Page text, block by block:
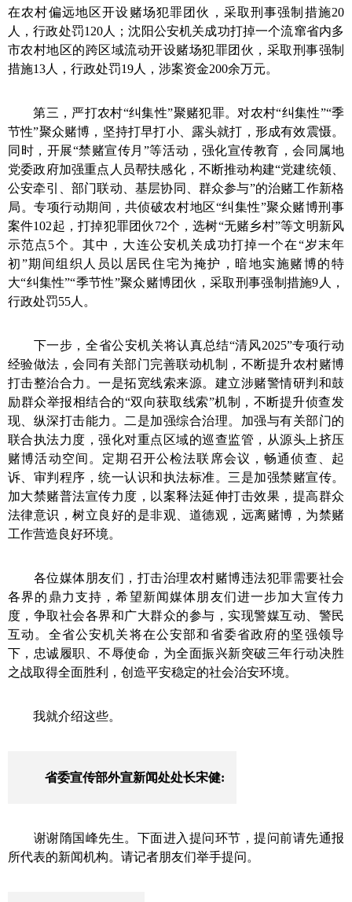
在农村偏远地区开设赌场犯罪团伙，采取刑事强制措施20
人，行政处罚120人；沈阳公安机关成功打掉一个流窜省内多
市农村地区的跨区域流动开设赌场犯罪团伙，采取刑事强制
措施13人，行政处罚19人，涉案资金200余万元。
第三，严打农村“纠集性”聚赌犯罪。 对农村“纠集性”“季
节性”聚众赌博，坚持打早打小、露头就打，形成有效震慑。
同时，开展“禁赌宣传月”等活动，强化宣传教育，会同属地
党委政府加强重点人员帮扶感化，不断推动构建“党建统领、
公安牵引、部门联动、基层协同、群众参与”的治赌工作新格
局。专项行动期间，共侦破农村地区“纠集性”聚众赌博刑事
案件102起，打掉犯罪团伙72个，选树“无赌乡村”等文明新风
示范点5个。其中 ，大连公安机关 成功打掉一个在“岁末年
初”期间组织人员以居民住宅为掩护，暗地实施赌博的特
大“纠集性”“季节性”聚众赌博团伙，采取刑事强制措施9人，
行政处罚55人。
下一步，全省公安机关将认真总结“清风2025”专项行动
经验做法，会同有关部门完善联动机制，不断提升农村赌博
打击整治合力。一是拓宽线索来源。 建立涉赌警情研判和鼓
励群众举报相结合的“双向获取线索”机制，不断提升侦查发
现、纵深打击能力。 二是加强综合治理。 加强与有关部门的
联合执法力度，强化对重点区域的巡查监管，从源头上挤压
赌博活动空间。定期召开公检法联席会议，畅通侦查、起
诉、审判程序，统一认识和执法标准。 三是加强禁赌宣传。
加大禁赌普法宣传力度，以案释法延伸打击效果，提高群众
法律意识，树立良好的是非观、道德观，远离赌博，为禁赌
工作营造良好环境。
各位媒体朋友们，打击治理农村赌博违法犯罪需要社会
各界的鼎力支持，希望新闻媒体朋友们进一步加大宣传力
度，争取社会各界和广大群众的参与，实现警媒互动、警民
互动。全省公安机关将在公安部和省委省政府的坚强领导
下，忠诚履职、不辱使命，为全面振兴新突破三年行动决胜
之战取得全面胜利，创造平安稳定的社会治安环境。
我就介绍这些。
省委宣传部外宣新闻处处长宋健:
谢谢隋国峰先生。 下面进入提问环节，提问前请先通报
所代表的新闻机构。请记者朋友们举手提问。